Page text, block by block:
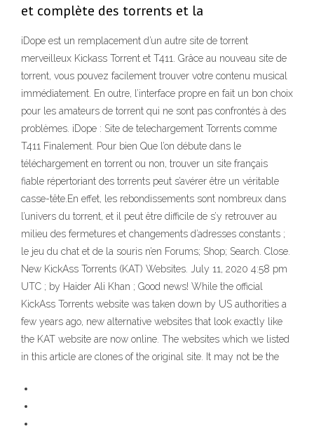
et complète des torrents et la
iDope est un remplacement d’un autre site de torrent
merveilleux Kickass Torrent et T411. Grâce au nouveau site de
torrent, vous pouvez facilement trouver votre contenu musical
immédiatement. En outre, l’interface propre en fait un bon choix
pour les amateurs de torrent qui ne sont pas confrontés à des
problèmes. iDope : Site de telechargement Torrents comme
T411 Finalement. Pour bien Que l’on débute dans le
téléchargement en torrent ou non, trouver un site français
fiable répertoriant des torrents peut s’avérer être un véritable
casse-tête.En effet, les rebondissements sont nombreux dans
l’univers du torrent, et il peut être difficile de s’y retrouver au
milieu des fermetures et changements d’adresses constants ;
le jeu du chat et de la souris n’en Forums; Shop; Search. Close.
New KickAss Torrents (KAT) Websites. July 11, 2020 4:58 pm
UTC ; by Haider Ali Khan ; Good news! While the official
KickAss Torrents website was taken down by US authorities a
few years ago, new alternative websites that look exactly like
the KAT website are now online. The websites which we listed
in this article are clones of the original site. It may not be the